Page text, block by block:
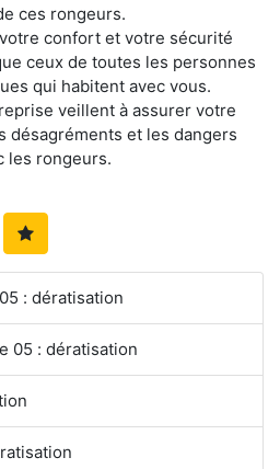
ces rongeurs.
confort et votre sécurité
ceux de toutes les personnes
qui habitent avec vous.
veillent à assurer votre
désagréments et les dangers
les rongeurs.
: dératisation
05 : dératisation